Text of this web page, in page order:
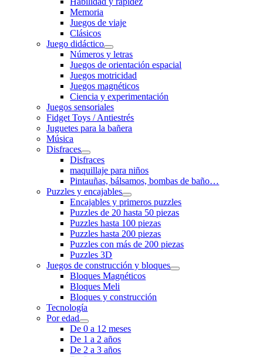
Memoria
Juegos de viaje
Clásicos
Juego didáctico
Números y letras
Juegos de orientación espacial
Juegos motricidad
Juegos magnéticos
Ciencia y experimentación
Juegos sensoriales
Fidget Toys / Antiestrés
Juguetes para la bañera
Música
Disfraces
Disfraces
maquillaje para niños
Pintauñas, bálsamos, bombas de baño…
Puzzles y encajables
Encajables y primeros puzzles
Puzzles de 20 hasta 50 piezas
Puzzles hasta 100 piezas
Puzzles hasta 200 piezas
Puzzles con más de 200 piezas
Puzzles 3D
Juegos de construcción y bloques
Bloques Magnéticos
Bloques Meli
Bloques y construcción
Tecnología
Por edad
De 0 a 12 meses
De 1 a 2 años
De 2 a 3 años